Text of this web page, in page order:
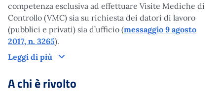
competenza esclusiva ad effettuare Visite Mediche di
Controllo (VMC) sia su richiesta dei datori di lavoro
(pubblici e privati) sia d’ufficio (messaggio 9 agosto
2017, n. 3265).
Leggi di più
Cos’è
A chi è rivolto